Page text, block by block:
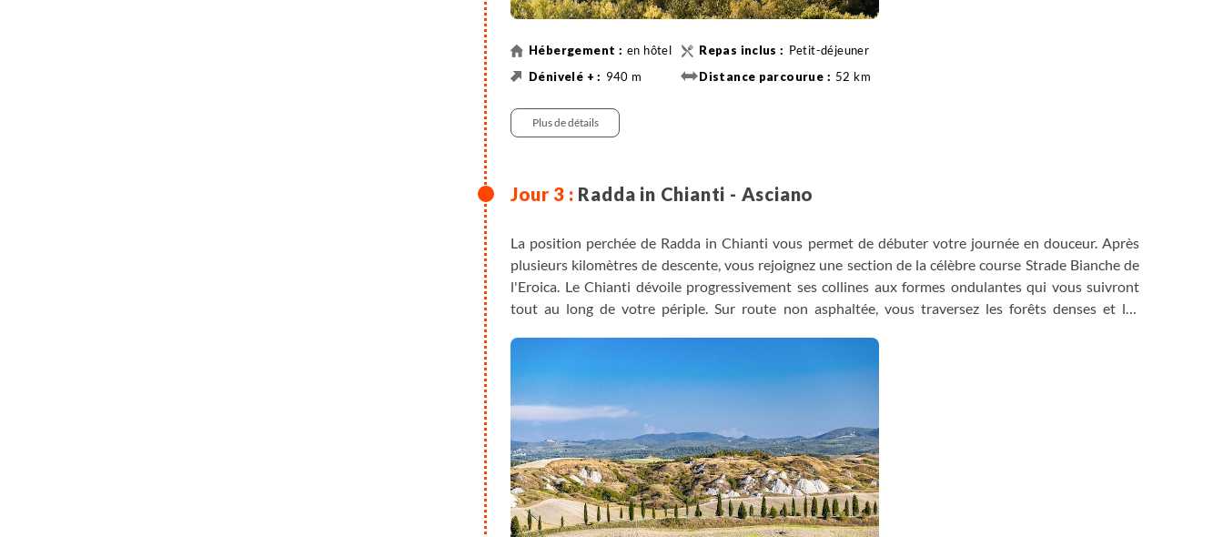
en hôtel
Petit-déjeuner
940 m
52 km
Plus de détails
Radda in Chianti - Asciano
La position perchée de Radda in Chianti vous permet de débuter votre journée en douceur. Après
plusieurs kilomètres de descente, vous rejoignez une section de la célèbre course Strade Bianche de
l'Eroica. Le Chianti dévoile progressivement ses collines aux formes ondulantes qui vous suivront
tout au long de votre périple. Sur route non asphaltée, vous traversez les forêts denses et les
Senesi, en empruntant une Strada Bianca très panoramique qui vous mène sur la ligne de crête des
collines argileuses avant de descendre vers Asciano, un village typique de Toscane entouré de ses
anciennes murailles fortifiées.